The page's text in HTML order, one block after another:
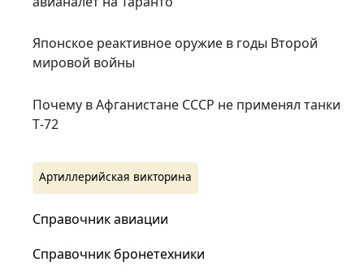
Японское реактивное оружие в годы Второй
мировой войны
Почему в Афганистане СССР не применял танки
Т‑72
Артиллерийская викторина
Справочник авиации
Справочник бронетехники